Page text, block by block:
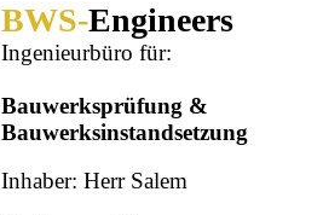
BWS-Engineers
Ingenieurbüro für:
Bauwerksprüfung &
Bauwerksinstandsetzung
Inhaber: Herr Salem